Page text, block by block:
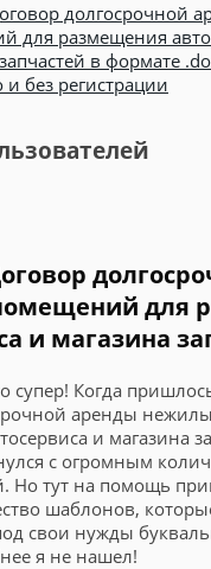
долгосрочной
для размещения
в формате
и без регистрации
для
и магазина
супер! Когда
аренды
и магазина
с огромным
Но тут на помощь
шаблонов,
свои нужды
я не нашел!